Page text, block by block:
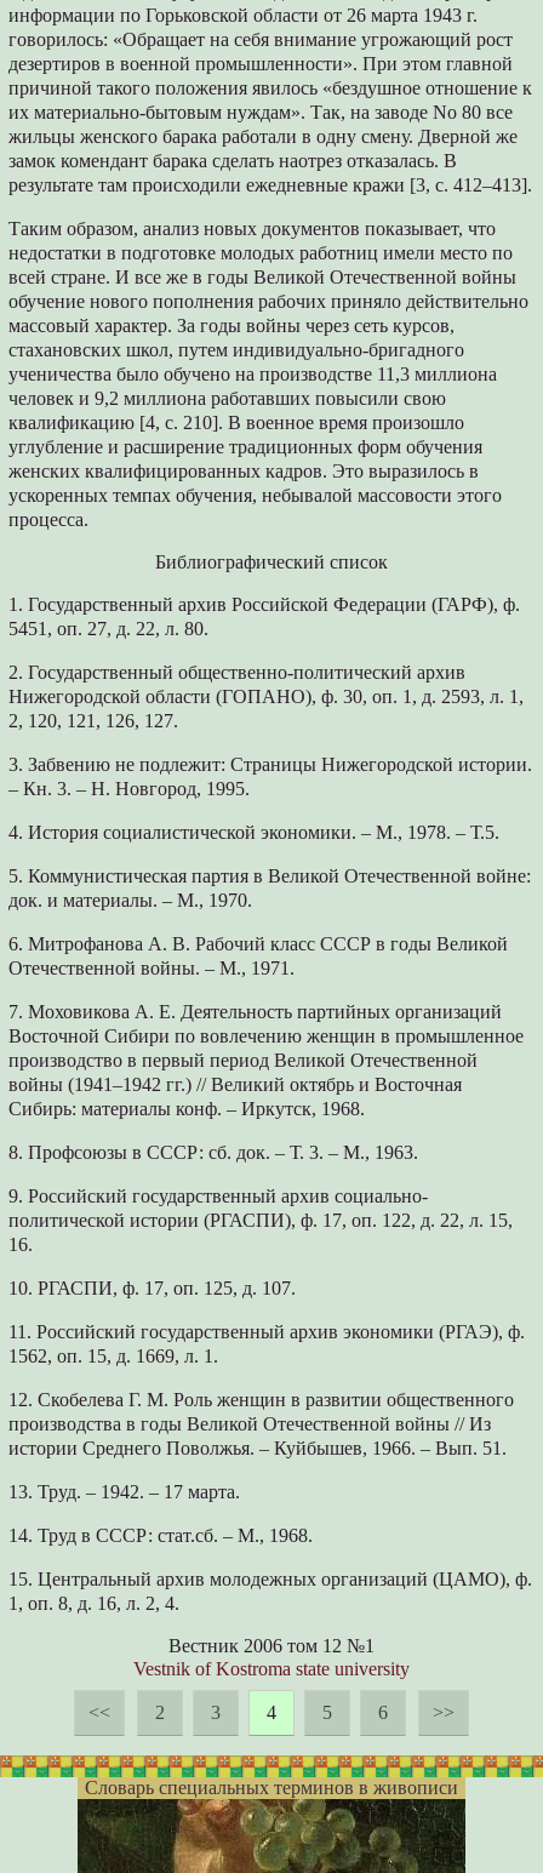
информации по Горьковской области от 26 марта 1943 г.
говорилось: «Обращает на себя внимание угрожающий рост
дезертиров в военной промышленности». При этом главной
причиной такого положения явилось «бездушное отношение к
их материально-бытовым нуждам». Так, на заводе No 80 все
жильцы женского барака работали в одну смену. Дверной же
замок комендант барака сделать наотрез отказалась. В
результате там происходили ежедневные кражи [3, с. 412–413].
Таким образом, анализ новых документов показывает, что
недостатки в подготовке молодых работниц имели место по
всей стране. И все же в годы Великой Отечественной войны
обучение нового пополнения рабочих приняло действительно
массовый характер. За годы войны через сеть курсов,
стахановских школ, путем индивидуально-бригадного
ученичества было обучено на производстве 11,3 миллиона
человек и 9,2 миллиона работавших повысили свою
квалификацию [4, с. 210]. В военное время произошло
углубление и расширение традиционных форм обучения
женских квалифицированных кадров. Это выразилось в
ускоренных темпах обучения, небывалой массовости этого
процесса.
Библиографический список
1. Государственный архив Российской Федерации (ГАРФ), ф.
5451, оп. 27, д. 22, л. 80.
2. Государственный общественно-политический архив
Нижегородской области (ГОПАНО), ф. 30, оп. 1, д. 2593, л. 1,
2, 120, 121, 126, 127.
3. Забвению не подлежит: Страницы Нижегородской истории.
– Кн. 3. – Н. Новгород, 1995.
4. История социалистической экономики. – М., 1978. – Т.5.
5. Коммунистическая партия в Великой Отечественной войне:
док. и материалы. – М., 1970.
6. Митрофанова А. В. Рабочий класс СССР в годы Великой
Отечественной войны. – М., 1971.
7. Моховикова А. Е. Деятельность партийных организаций
Восточной Сибири по вовлечению женщин в промышленное
производство в первый период Великой Отечественной
войны (1941–1942 гг.) // Великий октябрь и Восточная
Сибирь: материалы конф. – Иркутск, 1968.
8. Профсоюзы в СССР: сб. док. – Т. 3. – М., 1963.
9. Российский государственный архив социально-
политической истории (РГАСПИ), ф. 17, оп. 122, д. 22, л. 15,
16.
10. РГАСПИ, ф. 17, оп. 125, д. 107.
11. Российский государственный архив экономики (РГАЭ), ф.
1562, оп. 15, д. 1669, л. 1.
12. Скобелева Г. М. Роль женщин в развитии общественного
производства в годы Великой Отечественной войны // Из
истории Среднего Поволжья. – Куйбышев, 1966. – Вып. 51.
13. Труд. – 1942. – 17 марта.
14. Труд в СССР: стат.сб. – М., 1968.
15. Центральный архив молодежных организаций (ЦАМО), ф.
1, оп. 8, д. 16, л. 2, 4.
Вестник 2006 том 12 №1
Vestnik of Kostroma state university
<< 2 3 4 5 6 >>
Словарь специальных терминов в живописи